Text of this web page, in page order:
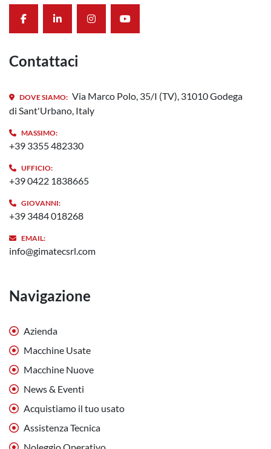
facebooklinkedininstagramyoutube
Contattaci
DOVE SIAMO: Via Marco Polo, 35/I (TV), 31010 Godega
di Sant'Urbano, Italy
MASSIMO:
+39 3355 482330
UFFICIO:
+39 0422 1838665
GIOVANNI:
+39 3484 018268
EMAIL:
info@gimatecsrl.com
Navigazione
Azienda
Macchine Usate
Macchine Nuove
News & Eventi
Acquistiamo il tuo usato
Assistenza Tecnica